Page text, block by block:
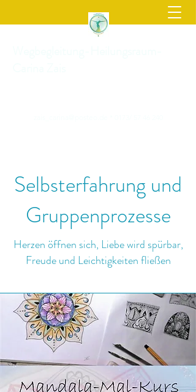
Selbsterfahrung und
Gruppenprozesse
Herzen öffnen sich, Liebe wird spürbar,
Freude und Leichtigkeiten fließen